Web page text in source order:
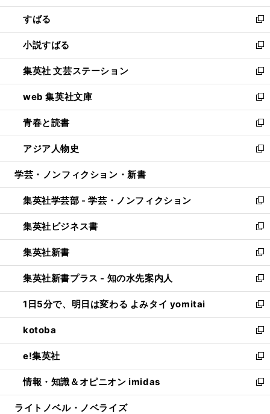
開
く
ウ
で
開
く
ン
ド
ウ
で
開
く
すばる
新
し
い
ウ
ィ
ン
ド
ウ
で
開
く
小説すばる
新
し
い
ウ
ィ
ン
ド
ウ
で
開
集英社 文芸ステーション
新
し
い
ウ
ィ
ン
ド
ウ
開
く
web 集英社文庫
新
し
い
ウ
ィ
ン
ウ
で
開
く
青春と読書
新
し
い
ウ
ン
ド
ウ
で
開
く
アジア人物史
新
し
ウ
ィ
ン
ド
ウ
で
開
く
学芸・ノンフィクション・新書
集英社学芸部 - 学芸・ノンフィクション
新
し
い
ウ
ィ
ン
ド
ウ
で
開
く
集英社ビジネス書
新
し
い
ウ
ィ
ン
ド
ウ
で
開
く
集英社新書
新
し
い
ウ
ィ
ン
ド
ウ
で
開
く
集英社新書プラス - 知の水先案内人
新
し
い
ウ
ィ
ン
ド
ウ
で
開
1日5分で、明日は変わる よみタイ yomitai
新
し
い
ウ
ィ
ン
ド
ウ
kotoba
新
し
い
ウ
ィ
ン
e!集英社
新
し
い
ウ
情報・知識＆オピニオン imidas
新
し
ライトノベル・ノベライズ